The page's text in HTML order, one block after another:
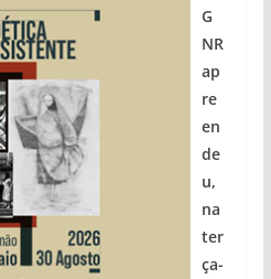
G
NR
ap
re
en
de
u,
na
ter
ça-